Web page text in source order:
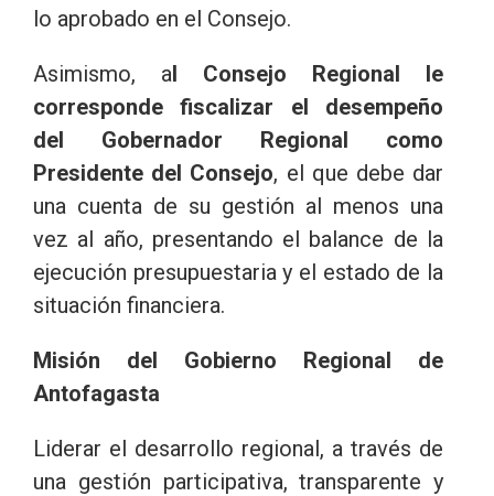
lo aprobado en el Consejo.
Asimismo, al Consejo Regional le
corresponde fiscalizar el desempeño
del Gobernador Regional como
Presidente del Consejo, el que debe dar
una cuenta de su gestión al menos una
vez al año, presentando el balance de la
ejecución presupuestaria y el estado de la
situación financiera.
Misión del Gobierno Regional de
Antofagasta
Liderar el desarrollo regional, a través de
una gestión participativa, transparente y